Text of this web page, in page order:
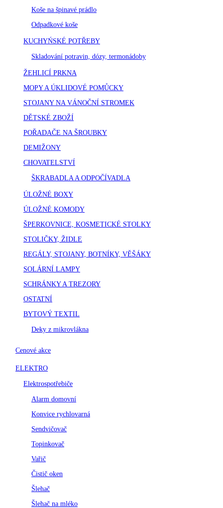
Koše na špinavé prádlo
Odpadkové koše
KUCHYŃSKÉ POTŘEBY
Skladování potravin, dózy, termonádoby
ŽEHLICÍ PRKNA
MOPY A ÚKLIDOVÉ POMŮCKY
STOJANY NA VÁNOČNÍ STROMEK
DĚTSKÉ ZBOŽÍ
POŘADAČE NA ŠROUBKY
DEMIŽONY
CHOVATELSTVÍ
ŠKRABADLA A ODPOČÍVADLA
ÚLOŽNÉ BOXY
ÚLOŽNÉ KOMODY
ŠPERKOVNICE, KOSMETICKÉ STOLKY
STOLIČKY, ŽIDLE
REGÁLY, STOJANY, BOTNÍKY, VĚŠÁKY
SOLÁRNÍ LAMPY
SCHRÁNKY A TREZORY
OSTATNÍ
BYTOVÝ TEXTIL
Deky z mikrovlákna
Cenové akce
ELEKTRO
Elektrospotřebiče
Alarm domovní
Konvice rychlovarná
Sendvičovač
Topinkovač
Vařič
Čistič oken
Šlehač
Šlehač na mléko